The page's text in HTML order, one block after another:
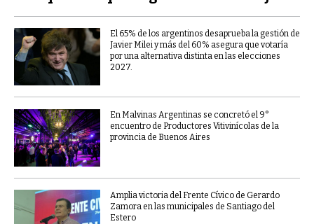
El 65% de los argentinos desaprueba la gestión de
Javier Milei y más del 60% asegura que votaría
por una alternativa distinta en las elecciones
2027.
En Malvinas Argentinas se concretó el 9°
encuentro de Productores Vitivinícolas de la
provincia de Buenos Aires
Amplia victoria del Frente Cívico de Gerardo
Zamora en las municipales de Santiago del
Estero